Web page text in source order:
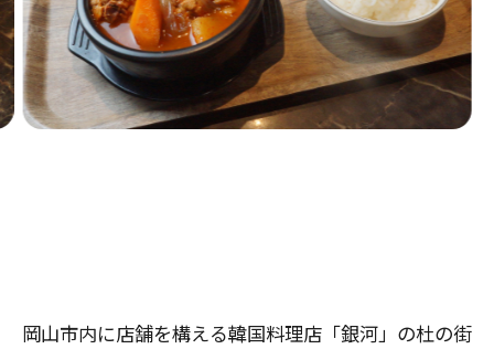
岡山市内に店舗を構える韓国料理店「銀河」の杜の街